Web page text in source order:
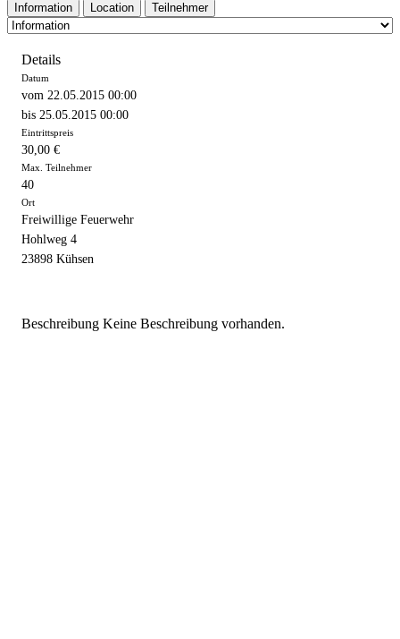
Information
Location Teilnehmer
Details
Datum
vom 22.05.2015 00:00
bis 25.05.2015 00:00
Eintrittspreis
30,00 €
Max. Teilnehmer
40
Ort
Freiwillige Feuerwehr
Hohlweg 4
23898 Kühsen
Beschreibung Keine Beschreibung vorhanden.